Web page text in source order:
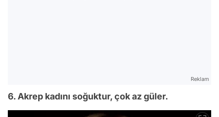
Reklam
6. Akrep kadını soğuktur, çok az güler.